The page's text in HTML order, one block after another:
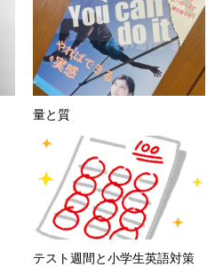
量と質
テスト週間と小学生英語対策